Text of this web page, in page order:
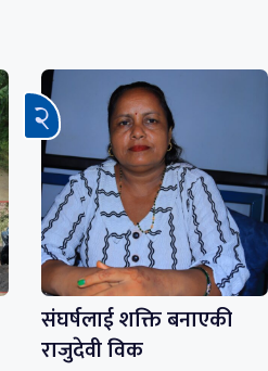
संघर्षलाई शक्ति बनाएकी
राजुदेवी विक